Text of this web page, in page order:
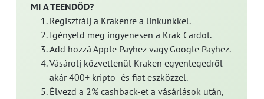
MI A TEENDŐD?
Regisztrálj a Krakenre a linkünkkel.
Igényeld meg ingyenesen a Krak Cardot.
Add hozzá Apple Payhez vagy Google Payhez.
Vásárolj közvetlenül Kraken egyenlegedről
akár 400+ kripto- és fiat eszközzel.
Élvezd a 2% cashback-et a vásárlások után,